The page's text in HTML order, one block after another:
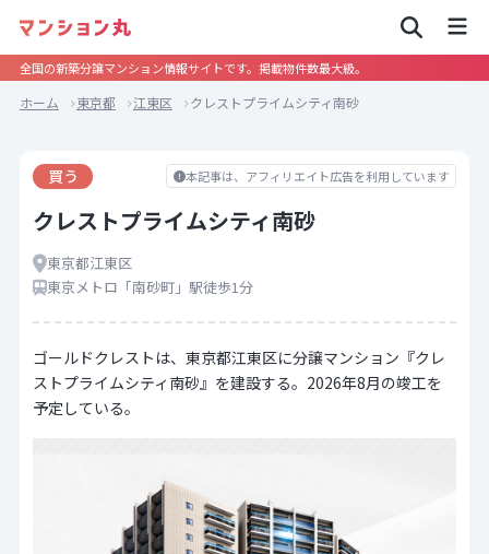
全国の新築分譲マンション情報サイトです。掲載物件数最大級。
ホーム 東京都 江東区 クレストプライムシティ南砂
本記事は、アフィリエイト広告を利用しています
買う
クレストプライムシティ南砂
東京都江東区
東京メトロ「南砂町」駅徒歩1分
ゴールドクレストは、東京都江東区に分譲マンション『クレ
ストプライムシティ南砂』を建設する。2026年8月の竣工を
予定している。